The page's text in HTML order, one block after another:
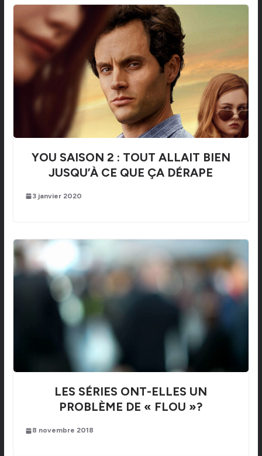
YOU SAISON 2 : TOUT ALLAIT BIEN
JUSQU’À CE QUE ÇA DÉRAPE
3 janvier 2020
LES SÉRIES ONT-ELLES UN
PROBLÈME DE « FLOU »?
8 novembre 2018